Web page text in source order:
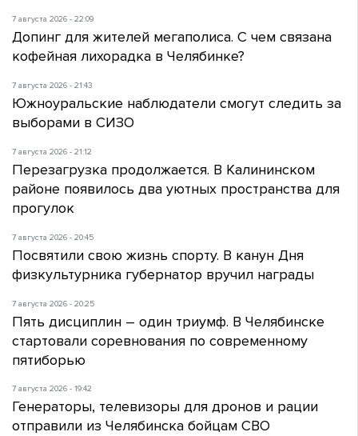
7 августа 2026 - 22:09
Допинг для жителей мегаполиса. С чем связана
кофейная лихорадка в Челябинке?
7 августа 2026 - 21:43
Южноуральские наблюдатели смогут следить за
выборами в СИЗО
7 августа 2026 - 21:12
Перезагрузка продолжается. В Калининском
районе появилось два уютных пространства для
прогулок
7 августа 2026 - 20:45
Посвятили свою жизнь спорту. В канун Дня
физкультурника губернатор вручил награды
7 августа 2026 - 20:25
Пять дисциплин – один триумф. В Челябинске
стартовали соревнования по современному
пятиборью
7 августа 2026 - 19:42
Генераторы, телевизоры для дронов и рации
отправили из Челябинска бойцам СВО